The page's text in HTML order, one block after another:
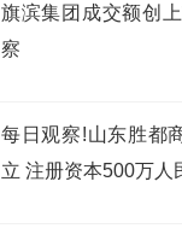
旗滨集团成交额创
察
每日观察!山东胜都
立 注册资本500万人